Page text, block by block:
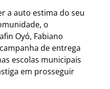
a auto estima do seu
o
Oyó, Fabiano
de entrega
escolas municipais
em prosseguir